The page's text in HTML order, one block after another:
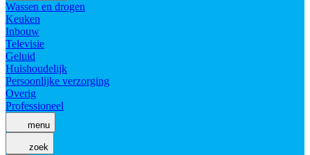
Wassen en drogen
Keuken
Inbouw
Televisie
Geluid
Huishoudelijk
Persoonlijke verzorging
Overig
Professioneel
menu
zoek